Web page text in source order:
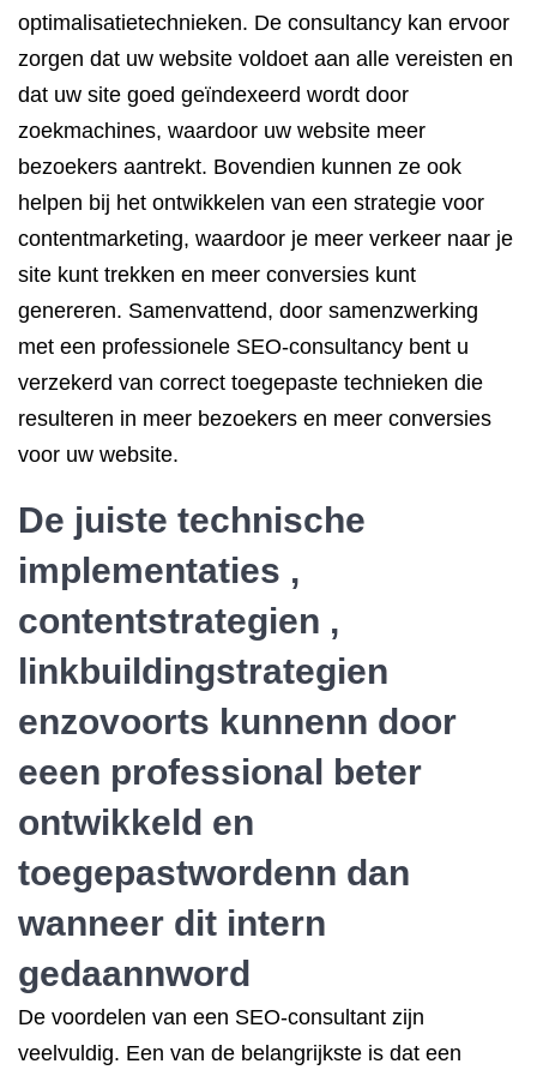
optimalisatietechnieken. De consultancy kan ervoor
zorgen dat uw website voldoet aan alle vereisten en
dat uw site goed geïndexeerd wordt door
zoekmachines, waardoor uw website meer
bezoekers aantrekt. Bovendien kunnen ze ook
helpen bij het ontwikkelen van een strategie voor
contentmarketing, waardoor je meer verkeer naar je
site kunt trekken en meer conversies kunt
genereren. Samenvattend, door samenzwerking
met een professionele SEO-consultancy bent u
verzekerd van correct toegepaste technieken die
resulteren in meer bezoekers en meer conversies
voor uw website.
De juiste technische
implementaties ,
contentstrategien ,
linkbuildingstrategien
enzovoorts kunnenn door
eeen professional beter
ontwikkeld en
toegepastwordenn dan
wanneer dit intern
gedaannword
De voordelen van een SEO-consultant zijn
veelvuldig. Een van de belangrijkste is dat een